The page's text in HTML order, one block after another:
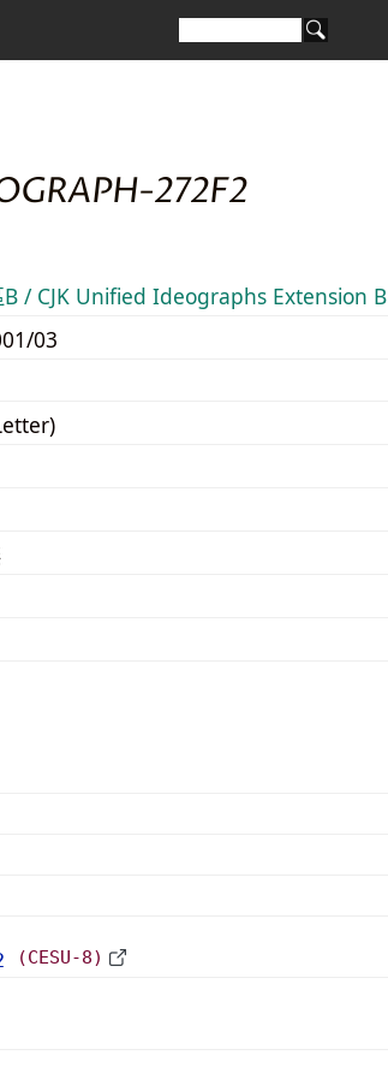
272F2
B / CJK Unified Ideographs Extension B
03
(CESU-8)